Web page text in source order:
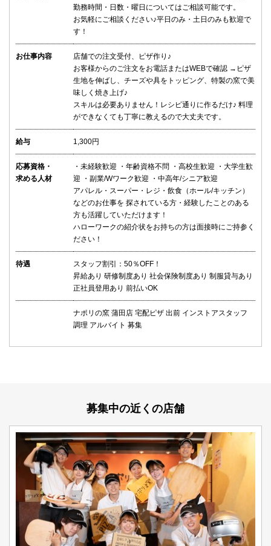
勤務時間・日数・曜日についてはご相談可能です。
お気軽にご相談ください♪平日のみ・土日のみも歓迎で
す！
お仕事内容
店舗での注文受付、ピザ作り♪
お客様からのご注文をお電話またはWEBで確認 →ピザ
生地を伸ばし、チーズや具をトッピング、特製の窯で美
味しく焼き上げ♪
スキルは必要ありません！レシピ通りに作るだけ♪ 料理
ができなくても丁寧に教えるので大丈夫です。
給与 1,300円
応募資格・
求める人材
・未経験歓迎 ・年齢資格不問 ・高校生歓迎 ・大学生歓
迎 ・副業/Wワーク歓迎 ・中高年/シニア歓迎
アパレル・スーパー・レジ・飲食（ホール/キッチン）
などのお仕事を 探されている方・経験したことのある
方も活躍していただけます！
ハローワークの紹介状をお持ちの方は面接時にご持参く
ださい！
待遇
スタッフ割引：50％OFF！
昇給あり 研修制度あり 社会保険制度あり 制服貸与あり
正社員登用あり 前払いOK
ナポリの窯 蒲田店 宅配ピザ 出前 インストアスタッフ
調理 アルバイト 募集
募集中の近くの店舗